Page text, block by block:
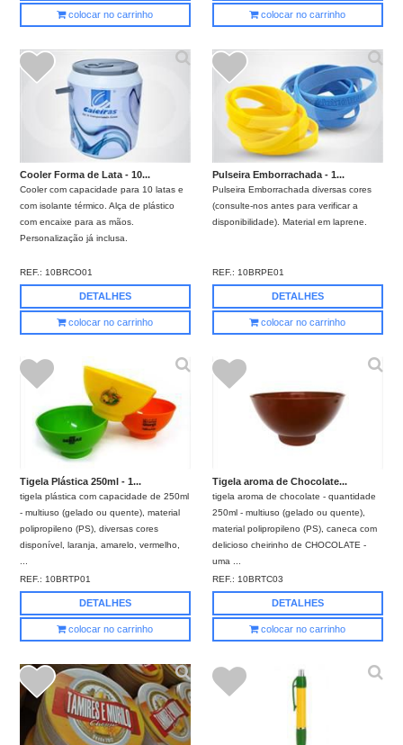
colocar no carrinho colocar no carrinho
Cooler Forma de Lata - 10...
Cooler com capacidade para 10 latas e
com isolante térmico. Alça de plástico
com encaixe para as mãos.
Personalização já inclusa.
REF.: 10BRCO01
DETALHES
colocar no carrinho
Pulseira Emborrachada - 1...
Pulseira Emborrachada diversas cores
(consulte-nos antes para verificar a
disponibilidade). Material em laprene.
REF.: 10BRPE01
DETALHES
colocar no carrinho
Tigela Plástica 250ml - 1...
tigela plástica com capacidade de 250ml
- multiuso (gelado ou quente), material
polipropileno (PS), diversas cores
disponível, laranja, amarelo, vermelho,
...
REF.:10BRTP01
DETALHES
colocar no carrinho
Tigela aroma de Chocolate...
tigela aroma de chocolate - quantidade
250ml - multiuso (gelado ou quente),
material polipropileno (PS), caneca com
delicioso cheirinho de CHOCOLATE -
uma ...
REF.:10BRTC03
DETALHES
colocar no carrinho